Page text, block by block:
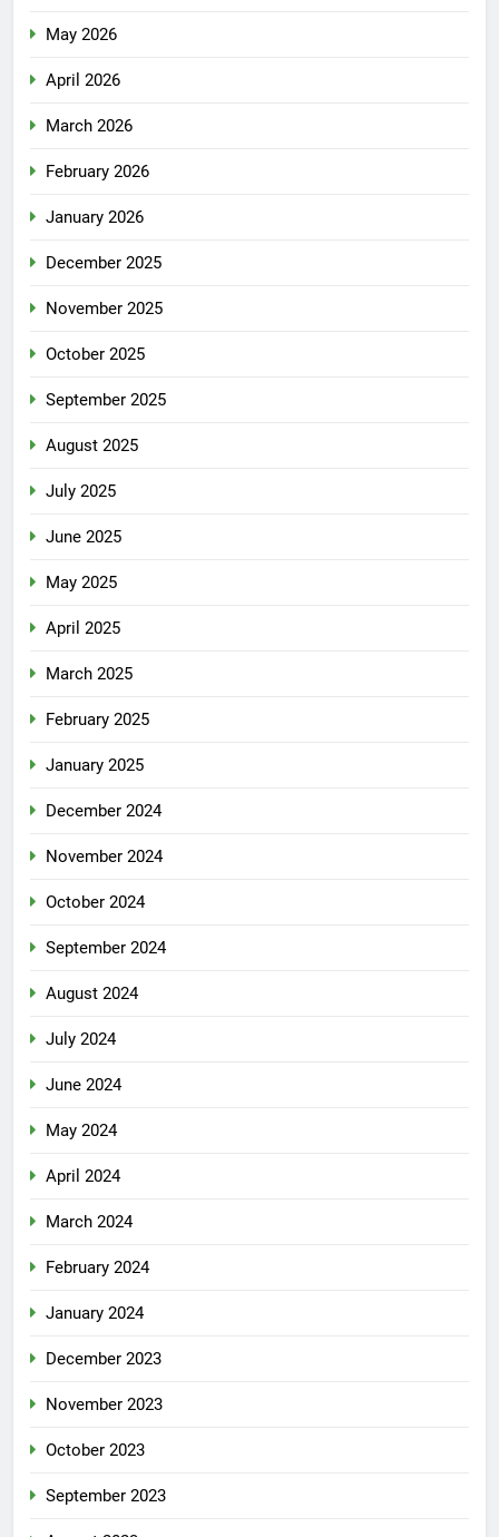
May 2026
April 2026
March 2026
February 2026
January 2026
December 2025
November 2025
October 2025
September 2025
August 2025
July 2025
June 2025
May 2025
April 2025
March 2025
February 2025
January 2025
December 2024
November 2024
October 2024
September 2024
August 2024
July 2024
June 2024
May 2024
April 2024
March 2024
February 2024
January 2024
December 2023
November 2023
October 2023
September 2023